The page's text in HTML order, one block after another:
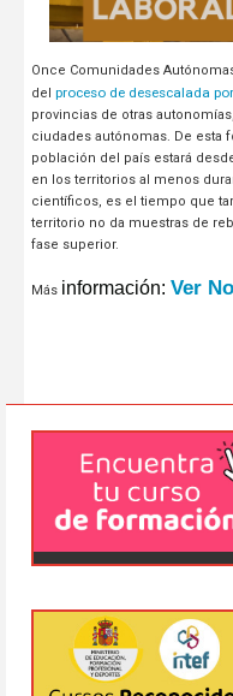
Once Comunidades
del proceso de desescalada
provincias de otras
ciudades autónomas. De esta
población del país estará
en los territorios al menos
científicos, es el tiempo que
territorio no da muestras de
fase superior.
Más información: Ver